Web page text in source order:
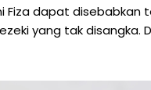
Fiza dapat disebabkan
yang tak disangka.